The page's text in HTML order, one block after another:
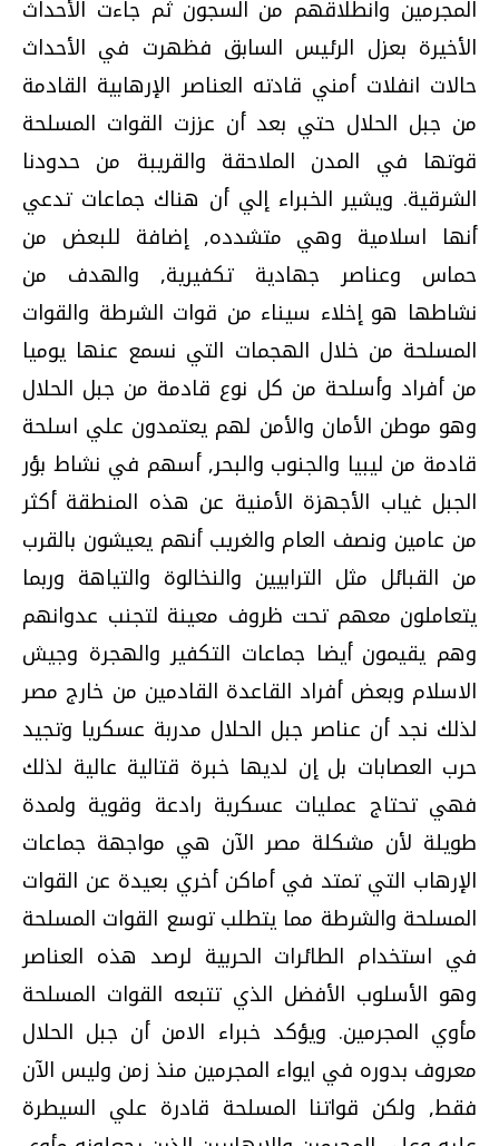
المجرمين وانطلاقهم من السجون ثم جاءت الأحداث
الأخيرة بعزل الرئيس السابق فظهرت في الأحداث
حالات انفلات أمني قادته العناصر الإرهابية القادمة
من جبل الحلال حتي بعد أن عززت القوات المسلحة
قوتها في المدن الملاحقة والقريبة من حدودنا
الشرقية. ويشير الخبراء إلي أن هناك جماعات تدعي
أنها اسلامية وهي متشدده, إضافة للبعض من
حماس وعناصر جهادية تكفيرية, والهدف من
نشاطها هو إخلاء سيناء من قوات الشرطة والقوات
المسلحة من خلال الهجمات التي نسمع عنها يوميا
من أفراد وأسلحة من كل نوع قادمة من جبل الحلال
وهو موطن الأمان والأمن لهم يعتمدون علي اسلحة
قادمة من ليبيا والجنوب والبحر, أسهم في نشاط بؤر
الجبل غياب الأجهزة الأمنية عن هذه المنطقة أكثر
من عامين ونصف العام والغريب أنهم يعيشون بالقرب
من القبائل مثل الترابيين والنخالوة والتياهة وربما
يتعاملون معهم تحت ظروف معينة لتجنب عدوانهم
وهم يقيمون أيضا جماعات التكفير والهجرة وجيش
الاسلام وبعض أفراد القاعدة القادمين من خارج مصر
لذلك نجد أن عناصر جبل الحلال مدربة عسكريا وتجيد
حرب العصابات بل إن لديها خبرة قتالية عالية لذلك
فهي تحتاج عمليات عسكرية رادعة وقوية ولمدة
طويلة لأن مشكلة مصر الآن هي مواجهة جماعات
الإرهاب التي تمتد في أماكن أخري بعيدة عن القوات
المسلحة والشرطة مما يتطلب توسع القوات المسلحة
في استخدام الطائرات الحربية لرصد هذه العناصر
وهو الأسلوب الأفضل الذي تتبعه القوات المسلحة
مأوي المجرمين. ويؤكد خبراء الامن أن جبل الحلال
معروف بدوره في ايواء المجرمين منذ زمن وليس الآن
فقط, ولكن قواتنا المسلحة قادرة علي السيطرة